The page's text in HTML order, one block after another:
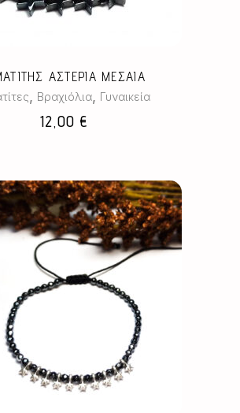
παραλλαγές.
να
επιλεγούν
στη
ΑΣΤΕΡΙΑ ΜΕΣΑΙΑ
Βραχιόλια, Γυναικεία
12,00 €